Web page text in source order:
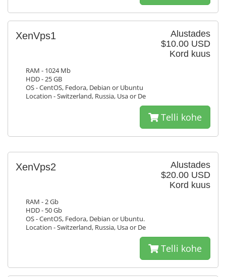
Alustades
$10.00 USD
Kord kuus
XenVps1
RAM - 1024 Mb
HDD - 25 GB
OS - CentOS, Fedora, Debian or Ubuntu
Location - Switzerland, Russia, Usa or De
Telli kohe
Alustades
$20.00 USD
Kord kuus
XenVps2
RAM - 2 Gb
HDD - 50 Gb
OS - CentOS, Fedora, Debian or Ubuntu.
Location - Switzerland, Russia, Usa or De
Telli kohe